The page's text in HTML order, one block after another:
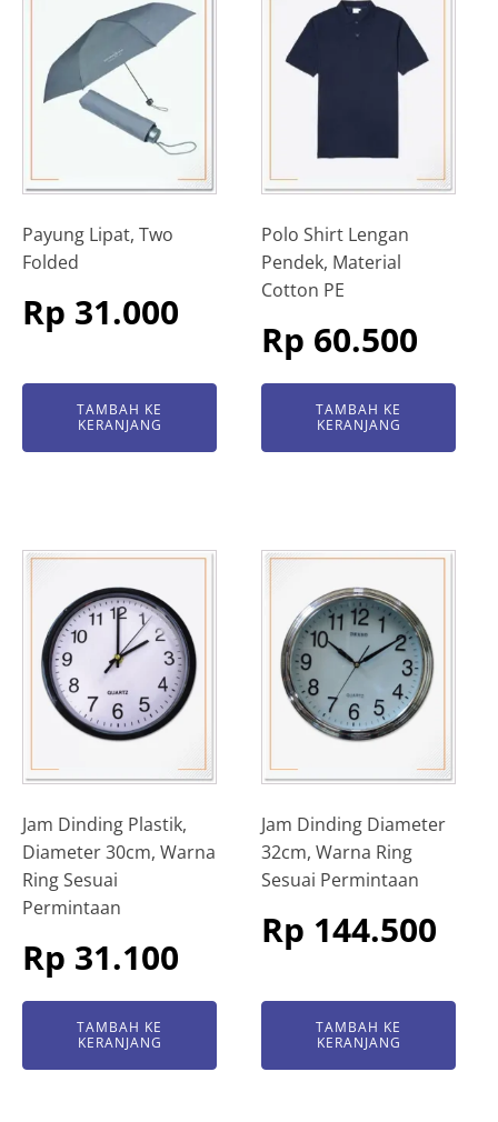
Payung Lipat, Two
Folded
Rp 31.000
TAMBAH KE
KERANJANG
Polo Shirt Lengan
Pendek, Material
Cotton PE
Rp 60.500
TAMBAH KE
KERANJANG
Jam Dinding Plastik,
Diameter 30cm, Warna
Ring Sesuai
Permintaan
Rp 31.100
TAMBAH KE
KERANJANG
Jam Dinding Diameter
32cm, Warna Ring
Sesuai Permintaan
Rp 144.500
TAMBAH KE
KERANJANG